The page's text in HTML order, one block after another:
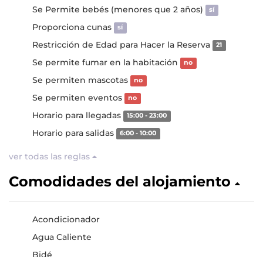
Se Permite bebés (menores que 2 años) sí
Proporciona cunas sí
Restricción de Edad para Hacer la Reserva 21
Se permite fumar en la habitación no
Se permiten mascotas no
Se permiten eventos no
Horario para llegadas 15:00 - 23:00
Horario para salidas 6:00 - 10:00
ver todas las reglas
Comodidades del alojamiento
Acondicionador
Agua Caliente
Bidé